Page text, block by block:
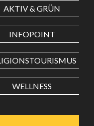
Dezimalzeichen
AKTIV & GRÜN
INFOPOINT
WELLNESS